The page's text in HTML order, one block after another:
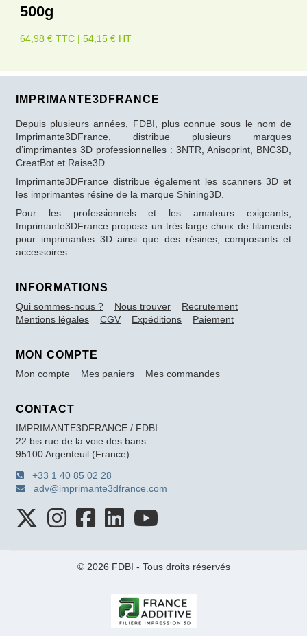
500g
64,98 € TTC | 54,15 € HT
IMPRIMANTE3DFRANCE
Depuis plusieurs années, FDBI, plus connue sous le nom de
Imprimante3DFrance, distribue plusieurs marques
d’imprimantes 3D professionnelles : 3NTR, Anisoprint, BNC3D,
CreatBot et Raise3D.
Imprimante3DFrance distribue également les scanners 3D et
les imprimantes résine de la marque Shining3D.
Pour les professionnels et les amateurs exigeants,
Imprimante3DFrance propose un très large choix de filaments
pour imprimantes 3D ainsi que des résines, composants et
accessoires.
INFORMATIONS
Qui sommes-nous ? Nous trouver
Recrutement
Mentions légales
CGV Expéditions Paiement
MON COMPTE
Mon compte Mes paniers Mes commandes
CONTACT
IMPRIMANTE3DFRANCE / FDBI
22 bis rue de la voie des bans
95100 Argenteuil (France)
+33 1 40 85 02 28
adv@imprimante3dfrance.com
© 2026 FDBI - Tous droits réservés